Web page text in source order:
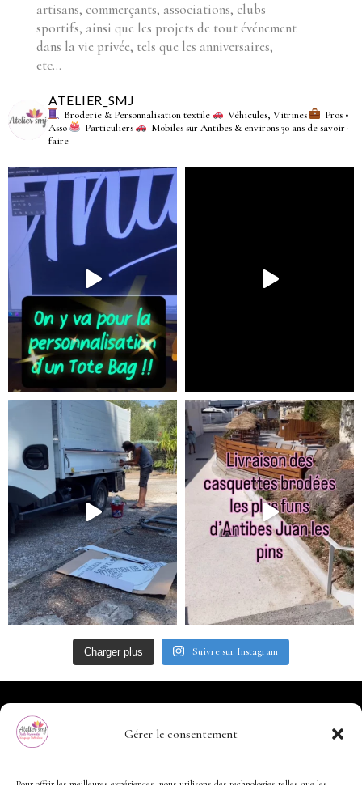
Gérer le consentement
artisans, commerçants, associations, clubs
sportifs, ainsi que les projets de tout événement
dans la vie privée, tels que les anniversaires,
etc…
ATELIER_SMJ
Broderie & Personnalisation textile Véhicules, Vitrines
Pros •
Asso
Particuliers Mobiles sur Antibes & environs30 ans de savoir-
faire
Charger plus Suivre sur Instagram